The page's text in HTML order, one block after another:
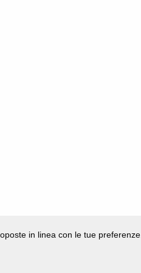
in linea con le tue preferenze.